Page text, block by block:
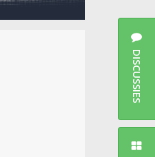
DISCUSSIES